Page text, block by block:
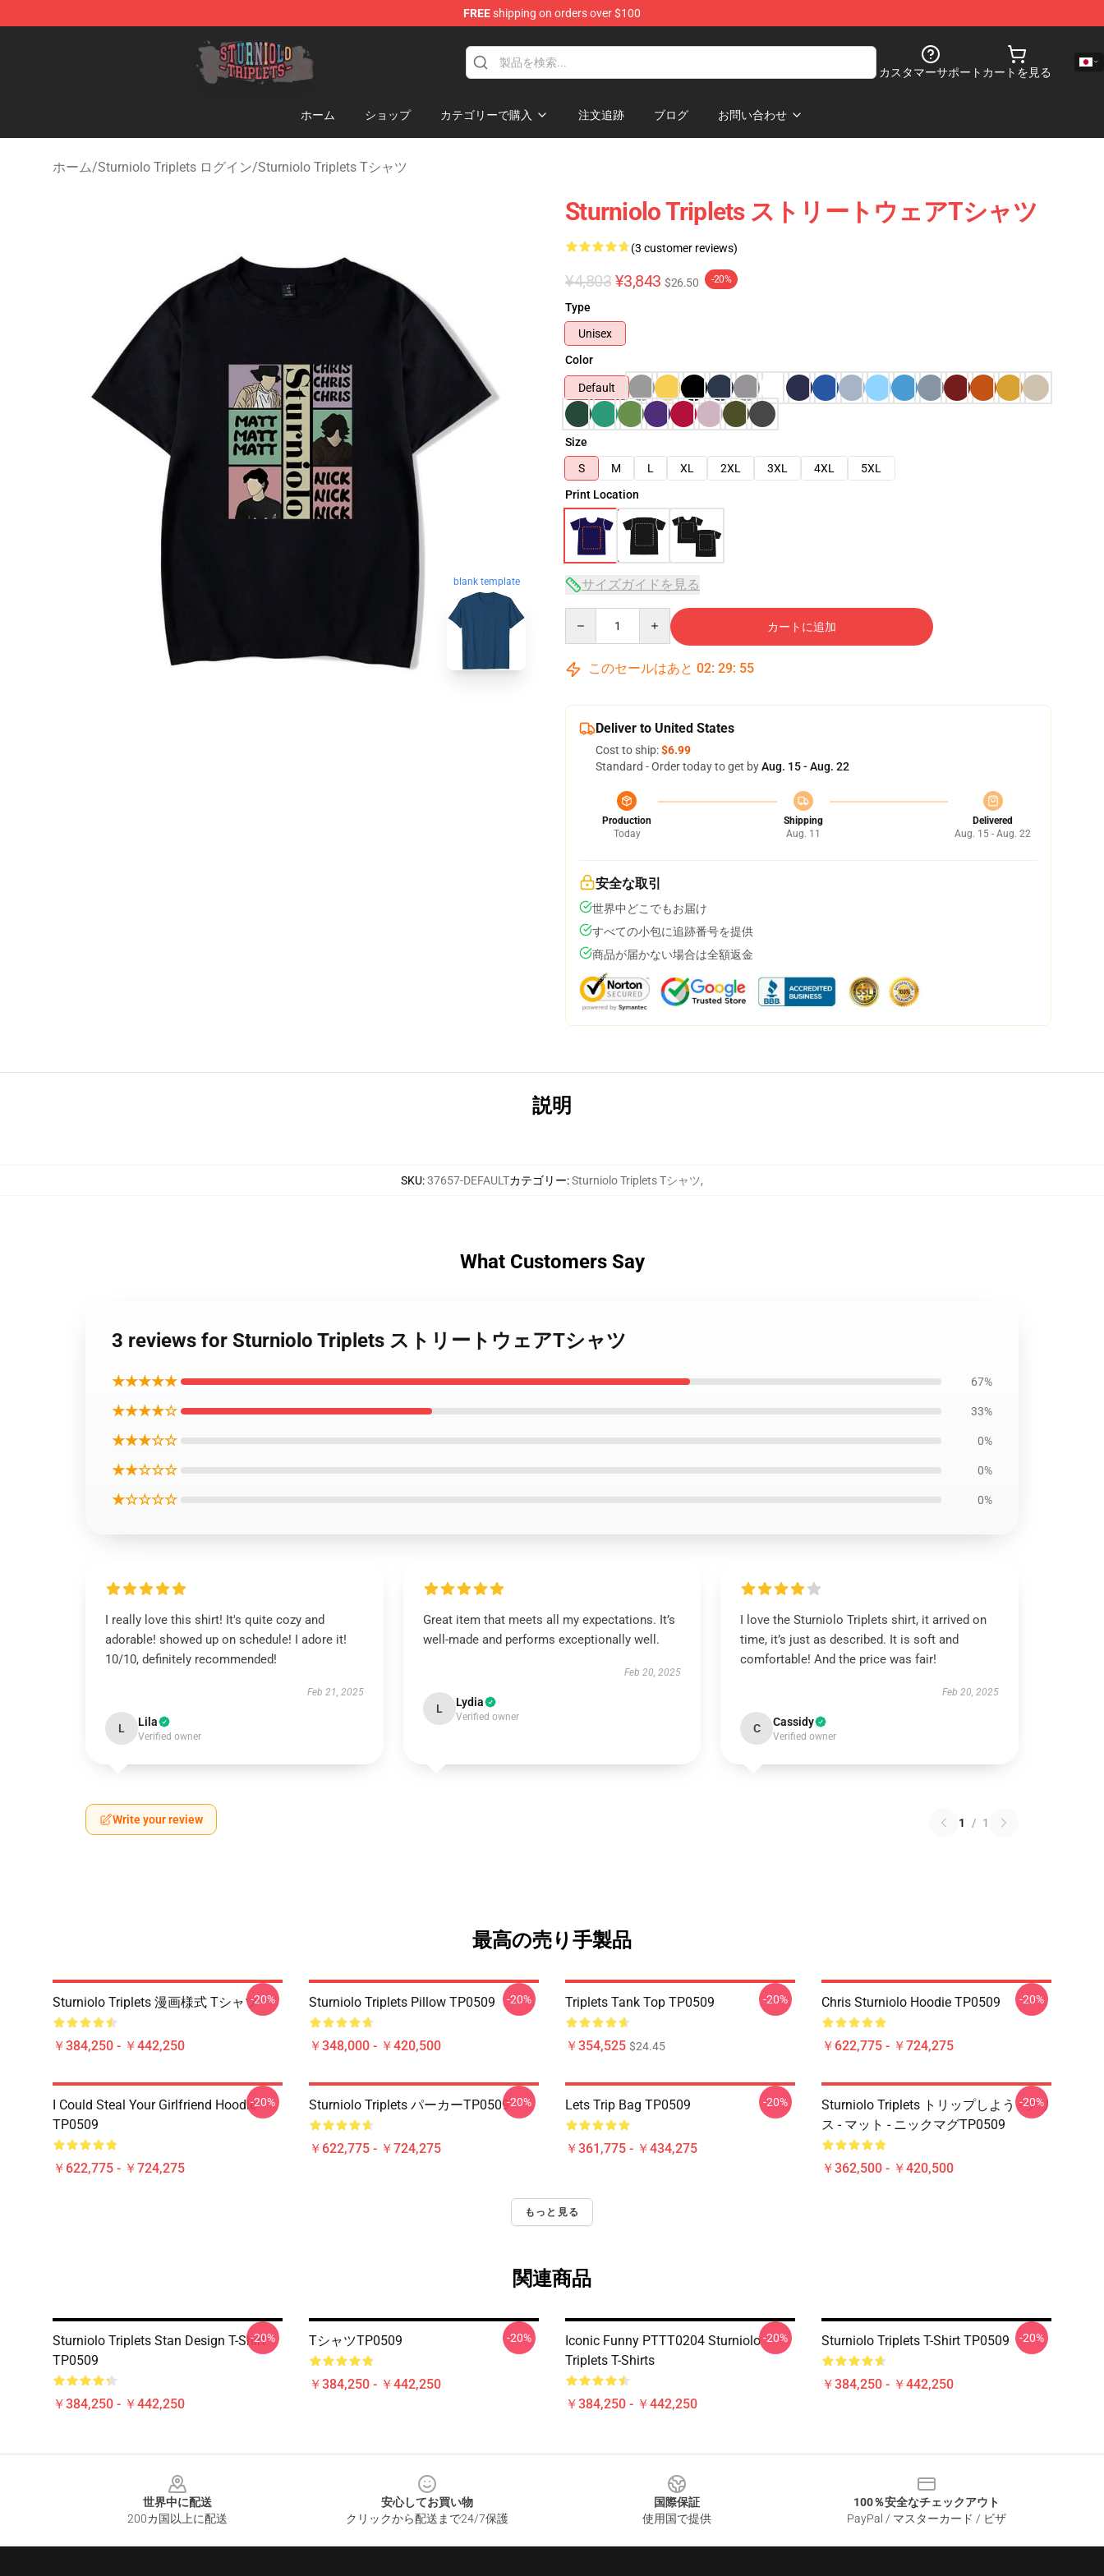
FREEshipping on orders over $100
Sturniolo Triplets Shop - Official Sturniolo Triplets Merchandise Store
カスタマーサポート カートを見る
ホーム ショップ カテゴリーで購入 注文追跡 ブログ お問い合わせ
ホーム/Sturniolo Triplets ログイン/Sturniolo Triplets Tシャツ
blank template
Sturniolo Triplets ストリートウェアTシャツ
(3 customer reviews)
¥4,803 ¥3,843 $26.50 -20%
Type
Unisex
Color
Default
Size
S
M L XL 2XL 3XL 4XL
5XL
Print Location
サイズガイドを見る
カートに追加
このセールはあと 02: 29: 54
Deliver to United States
Cost to ship:$6.99
Standard - Order today to get byAug. 15 - Aug. 22
Production
Today
Shipping
Aug. 11
Delivered
Aug. 15 - Aug. 22
安全な取引
世界中どこでもお届け
すべての小包に追跡番号を提供
商品が届かない場合は全額返金
説明
SKU:37657-DEFAULTカテゴリー:Sturniolo Triplets Tシャツ,
What Customers Say
3 reviews for Sturniolo Triplets ストリートウェアTシャツ
★★★★★ 67%
★★★★☆ 33%
★★★☆☆ 0%
★★☆☆☆ 0%
★☆☆☆☆ 0%
I really love this shirt! It's quite cozy and
adorable! showed up on schedule! I adore it!
10/10, definitely recommended!
Feb 21, 2025
L Lila
Verified owner
Great item that meets all my expectations. It’s
well-made and performs exceptionally well.
Feb 20, 2025
L Lydia
Verified owner
I love the Sturniolo Triplets shirt, it arrived on
time, it’s just as described. It is soft and
comfortable! And the price was fair!
Feb 20, 2025
C Cassidy
Verified owner
Write your review 1 / 1
最高の売り手製品
Sturniolo Triplets 漫画様式 Tシャツ
￥384,250 - ￥442,250
-20% Sturniolo Triplets Pillow TP0509
￥348,000 - ￥420,500
-20% Triplets Tank Top TP0509
￥354,525 $24.45
-20% Chris Sturniolo Hoodie TP0509
￥622,775 - ￥724,275
-20%
I Could Steal Your Girlfriend Hoodie
TP0509
￥622,775 - ￥724,275
-20% Sturniolo Triplets パーカーTP0509
￥622,775 - ￥724,275
-20% Lets Trip Bag TP0509
￥361,775 - ￥434,275
-20%
Sturniolo Triplets トリップしよう - クリ
ス - マット - ニックマグTP0509
￥362,500 - ￥420,500
-20%
もっと見る
関連商品
Sturniolo Triplets Stan Design T-Shirt
TP0509
￥384,250 - ￥442,250
-20% TシャツTP0509
￥384,250 - ￥442,250
-20%
Iconic Funny PTTT0204 Sturniolo
Triplets T-Shirts
￥384,250 - ￥442,250
-20% Sturniolo Triplets T-Shirt TP0509
￥384,250 - ￥442,250
-20%
世界中に配送
200カ国以上に配送
安心してお買い物
クリックから配送まで24/7保護
国際保証
使用国で提供
100％安全なチェックアウト
PayPal / マスターカード / ビザ